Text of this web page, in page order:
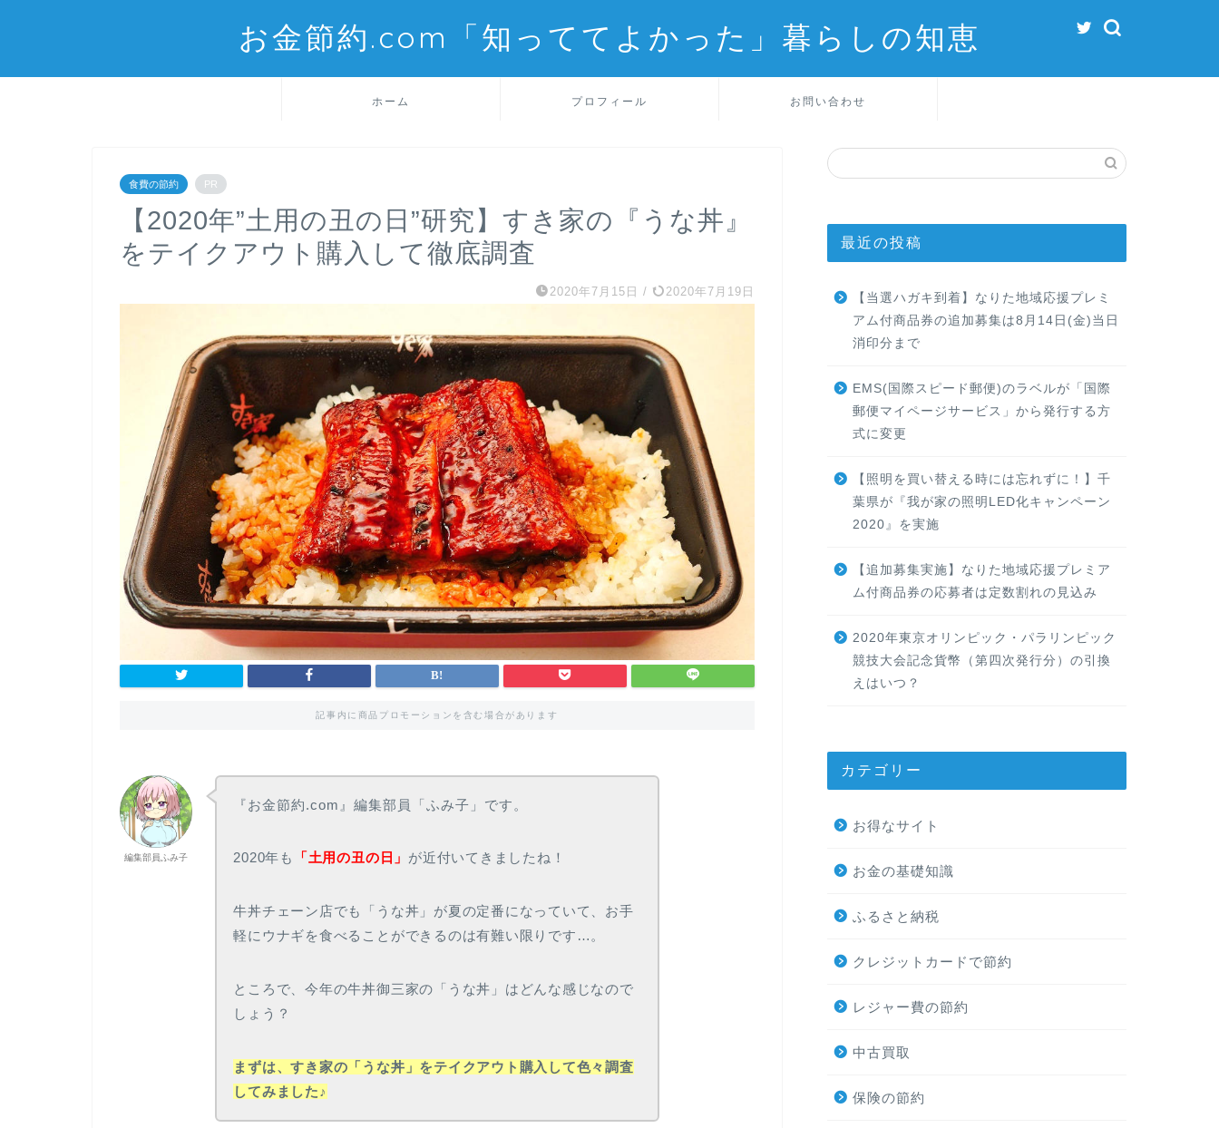
お金節約.com「知っててよかった」暮らしの知恵
ホーム プロフィール お問い合わせ
食費の節約 PR
【2020年”土用の丑の日”研究】すき家の『うな丼』
をテイクアウト購入して徹底調査
2020年7月15日 / 2020年7月19日
記事内に商品プロモーションを含む場合があります
編集部員ふみ子
『お金節約.com』編集部員「ふみ子」です。
2020年も 「土用の丑の日」 が近付いてきましたね！
牛丼チェーン店でも「うな丼」が夏の定番になっていて、お手
軽にウナギを食べることができるのは有難い限りです…。
ところで、今年の牛丼御三家の「うな丼」はどんな感じなので
しょう？
まずは、すき家の「うな丼」をテイクアウト購入して色々調査
してみました♪
最近の投稿
【当選ハガキ到着】なりた地域応援プレミ
アム付商品券の追加募集は8月14日(金)当日
消印分まで
EMS(国際スピード郵便)のラベルが「国際
郵便マイページサービス」から発行する方
式に変更
【照明を買い替える時には忘れずに！】千
葉県が『我が家の照明LED化キャンペーン
2020』を実施
【追加募集実施】なりた地域応援プレミア
ム付商品券の応募者は定数割れの見込み
2020年東京オリンピック・パラリンピック
競技大会記念貨幣（第四次発行分）の引換
えはいつ？
カテゴリー
お得なサイト
お金の基礎知識
ふるさと納税
クレジットカードで節約
レジャー費の節約
中古買取
保険の節約